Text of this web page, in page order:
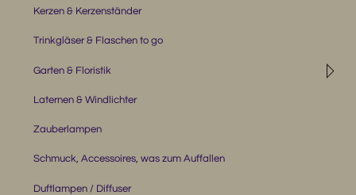
Kerzen & Kerzenständer
Trinkgläser & Flaschen to go
◹
Garten & Floristik
Laternen & Windlichter
Zauberlampen
Schmuck, Accessoires, was zum Auffallen
Duftlampen / Diffuser